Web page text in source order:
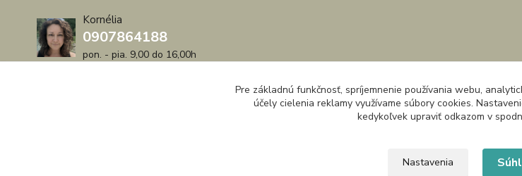
Kornélia
0907864188
pon. - pia. 9,00 do 16,00h
Pre základnú funkčnosť, spríjemnenie používania webu,
účely cielenia reklamy využívame súbory cookies.
kedykoľvek upraviť odkazom v
Nastavenia